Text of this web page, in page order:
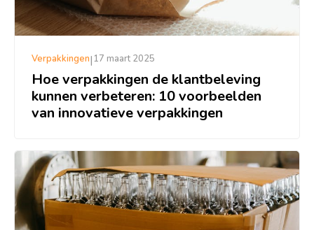
Verpakkingen|17 maart 2025
Hoe verpakkingen de klantbeleving
kunnen verbeteren: 10 voorbeelden
van innovatieve verpakkingen